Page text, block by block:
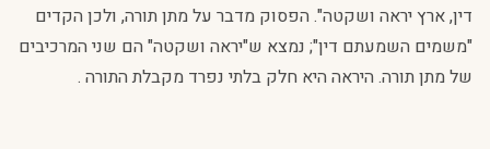
דין, ארץ יראה ושקטה". הפסוק מדבר על מתן תורה, ולכן הקדים
"משמים השמעתם דין"; נמצא ש"יראה ושקטה" הם שני המרכיבים
של מתן תורה. היראה היא חלק בלתי נפרד מקבלת התורה .